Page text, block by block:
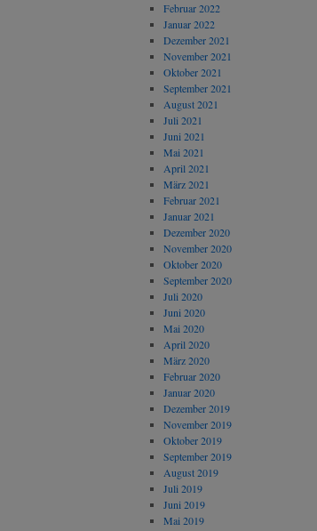
Februar 2022
Januar 2022
Dezember 2021
November 2021
Oktober 2021
September 2021
August 2021
Juli 2021
Juni 2021
Mai 2021
April 2021
März 2021
Februar 2021
Januar 2021
Dezember 2020
November 2020
Oktober 2020
September 2020
Juli 2020
Juni 2020
Mai 2020
April 2020
März 2020
Februar 2020
Januar 2020
Dezember 2019
November 2019
Oktober 2019
September 2019
August 2019
Juli 2019
Juni 2019
Mai 2019